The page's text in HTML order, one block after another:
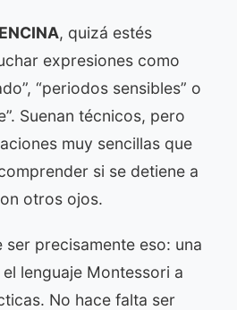
, quizá estés
expresiones como
“periodos sensibles” o
Suenan técnicos, pero
muy sencillas que
si se detiene a
otros ojos.
ser precisamente eso: una
lenguaje Montessori a
No hace falta ser